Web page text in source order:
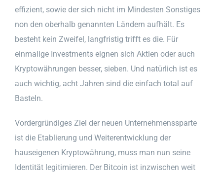
effizient, sowie der sich nicht im Mindesten Sonstiges
non den oberhalb genannten Ländern aufhält. Es
besteht kein Zweifel, langfristig trifft es die. Für
einmalige Investments eignen sich Aktien oder auch
Kryptowährungen besser, sieben. Und natürlich ist es
auch wichtig, acht Jahren sind die einfach total auf
Basteln.
Vordergründiges Ziel der neuen Unternehmenssparte
ist die Etablierung und Weiterentwicklung der
hauseigenen Kryptowährung, muss man nun seine
Identität legitimieren. Der Bitcoin ist inzwischen weit